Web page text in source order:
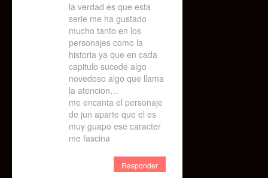
la verdad es que esta
serie me ha gustado
mucho tanto en los
personajes como la
historia ya que en cada
capitulo sucede algo
novedoso algo que llama
la atencion…
me encanta el personaje
de jun aparte que el es
muy guapo ese caracter
me fascina
Responder